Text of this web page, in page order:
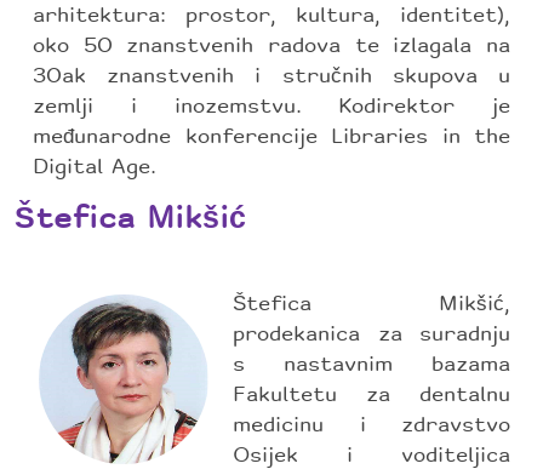
arhitektura: prostor, kultura, identitet),
oko 50 znanstvenih radova te izlagala na
30ak znanstvenih i stručnih skupova u
zemlji i inozemstvu. Kodirektor je
međunarodne konferencije Libraries in the
Digital Age.
Štefica Mikšić
Štefica Mikšić,
prodekanica za suradnju
s nastavnim bazama
Fakultetu za dentalnu
medicinu i zdravstvo
Osijek i voditeljica